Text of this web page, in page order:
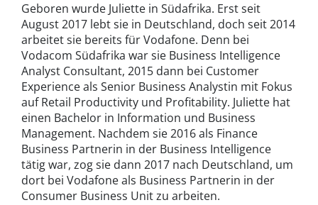
Geboren wurde Juliette in Südafrika. Erst seit
August 2017 lebt sie in Deutschland, doch seit 2014
arbeitet sie bereits für Vodafone. Denn bei
Vodacom Südafrika war sie Business Intelligence
Analyst Consultant, 2015 dann bei Customer
Experience als Senior Business Analystin mit Fokus
auf Retail Productivity und Profitability. Juliette hat
einen Bachelor in Information und Business
Management. Nachdem sie 2016 als Finance
Business Partnerin in der Business Intelligence
tätig war, zog sie dann 2017 nach Deutschland, um
dort bei Vodafone als Business Partnerin in der
Consumer Business Unit zu arbeiten.